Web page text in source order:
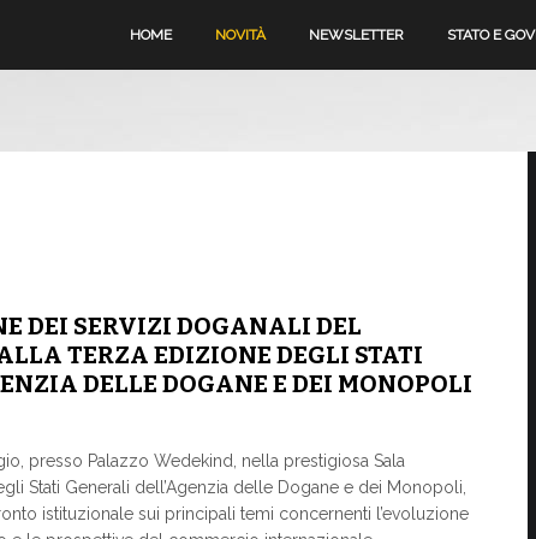
HOME NOVITÀ NEWSLETTER STATO E
DEI SERVIZI DOGANALI DEL
TERZA EDIZIONE DEGLI STATI
DELLE DOGANE E DEI MONOPOLI
presso Palazzo Wedekind, nella prestigiosa Sala
Stati Generali dell’Agenzia delle Dogane e dei Monopoli,
istituzionale sui principali temi concernenti l’evoluzione